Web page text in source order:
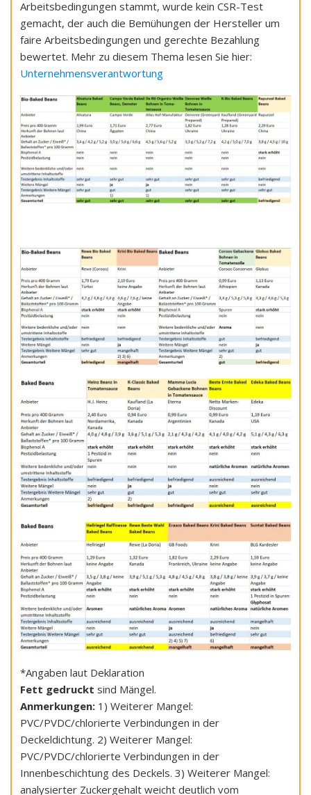
Arbeitsbedingungen stammt, wurde kein CSR-Test
gemacht, der auch die Bemühungen der Hersteller um
faire Arbeitsbedingungen und gerechte Bezahlung
bewertet. Mehr zu diesem Thema lesen Sie hier:
Unternehmensverantwortung
*Angaben laut Deklaration
Fett gedruckt sind Mängel.
Anmerkungen: 1) Weiterer Mangel:
PVC/PVDC/chlorierte Verbindungen in der
Deckeldichtung. 2) Weiterer Mangel:
PVC/PVDC/chlorierte Verbindungen in der
Innenbeschichtung des Deckels. 3) Weiterer Mangel:
analysierter Zuckergehalt weicht deutlich vom